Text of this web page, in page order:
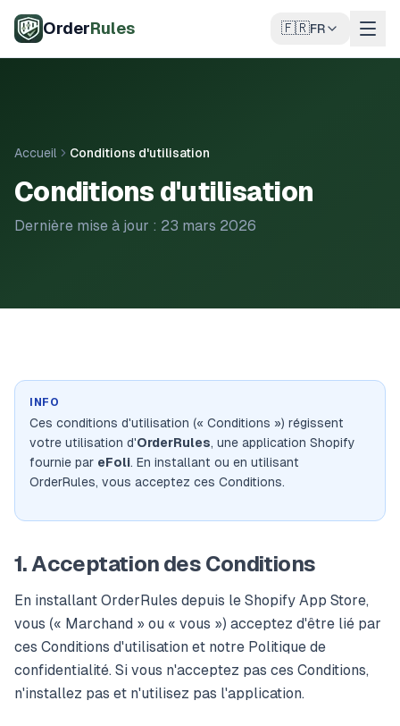
OrderRules 🇫🇷FR
Accueil Conditions d'utilisation
Conditions d'utilisation
Dernière mise à jour : 23 mars 2026
INFO
Ces conditions d'utilisation (« Conditions ») régissent
votre utilisation d'OrderRules, une application Shopify
fournie par eFoli. En installant ou en utilisant
OrderRules, vous acceptez ces Conditions.
1. Acceptation des Conditions
En installant OrderRules depuis le Shopify App Store,
vous (« Marchand » ou « vous ») acceptez d'être lié par
ces Conditions d'utilisation et notre Politique de
confidentialité. Si vous n'acceptez pas ces Conditions,
n'installez pas et n'utilisez pas l'application.